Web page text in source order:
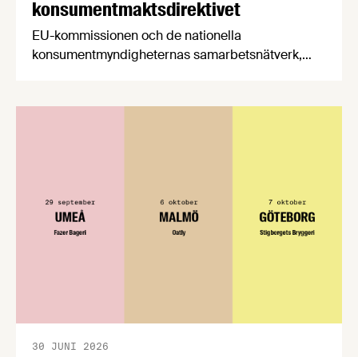
konsumentmaktsdirektivet
EU-kommissionen och de nationella
konsumentmyndigheternas samarbetsnätverk,
30 JUNI 2026